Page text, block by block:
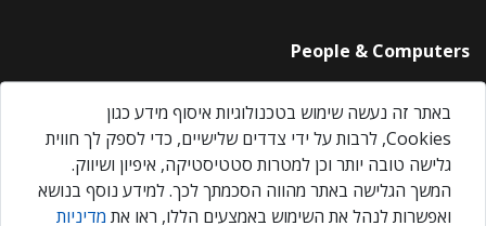
People & Computers
About Us
Privacy Policy
Contact Us
Our Events
באתר זה נעשה שימוש בטכנולוגיות איסוף מידע כגון
Cookies, לרבות על ידי צדדים שלישיים, כדי לספק לך חווית
גלישה טובה יותר וכן למטרות סטטיסטיקה, איפיון ושיווק.
המשך הגלישה באתר מהווה הסכמתך לכך. למידע נוסף בנושא
ואפשרות לנהל את השימוש באמצעים הללו, ראו את מדיניות